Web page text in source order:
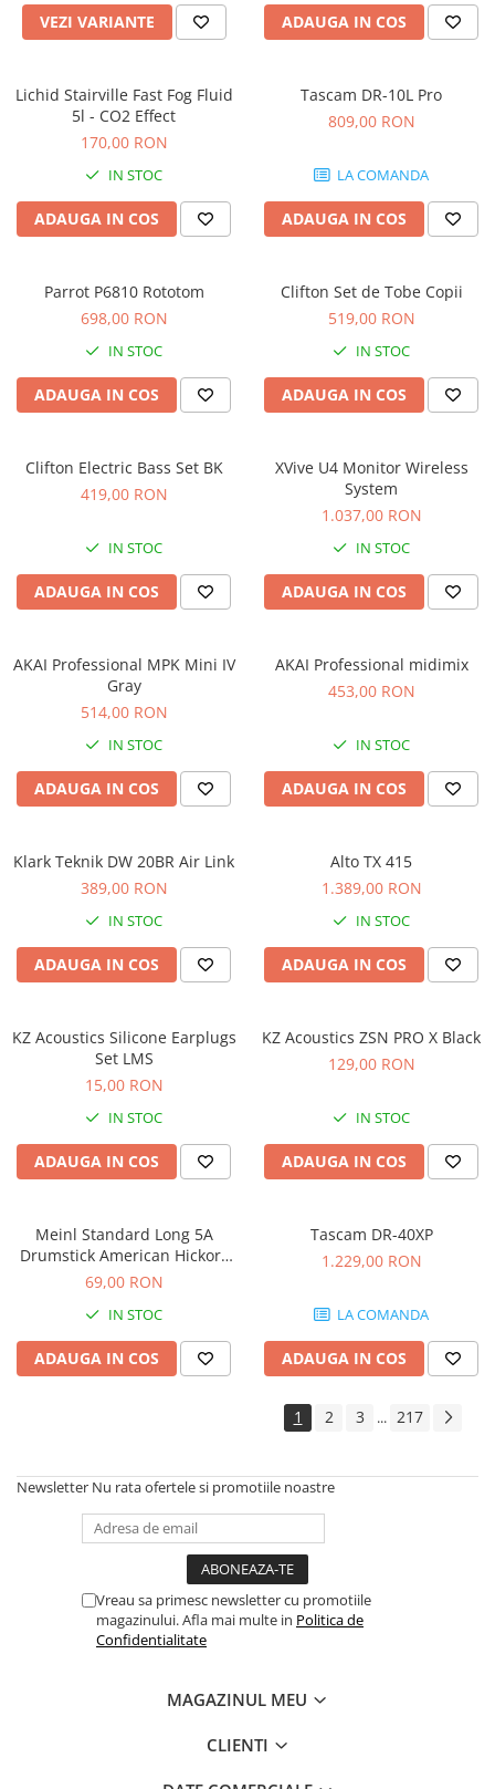
Studio si inregistrari
Accesorii de microfoane
Accesorii echipamente de studio
Clape MIDI
Convertoare AD/DA
Microfoane de studio
Preamplificatoare
Protectii antifonice pentru urechi
Recordere de studio
Recordere portabile
Subwoofere de studio
Accesorii pentru lumini
Cabluri de Alimentare
Case-uri de lumini
Comenzi si controllere
Efecte de lumini
Masini de fum si ceata
Mixere DMX
Moving Head-uri
Proiectoare
Scene şi Ring-uri de Dans
Stative si schela lumini
Instrumente Muzicale
Chitare si bass
Claviaturi
Instrumente de percutie
Instrumente de suflat
Instrumente si jucarii pentru copii
Instrumente traditionale
Tobe
DJ
Case-uri DJ
Console DJ
Controllere MIDI - USB DAW
VEZI VARIANTE ADAUGA IN COS
Lichid Stairville Fast Fog Fluid
5l - CO2 Effect
170,00 RON
IN STOC
ADAUGA IN COS
Tascam DR-10L Pro
809,00 RON
LA COMANDA
ADAUGA IN COS
Parrot P6810 Rototom
698,00 RON
IN STOC
ADAUGA IN COS
Clifton Set de Tobe Copii
519,00 RON
IN STOC
ADAUGA IN COS
Clifton Electric Bass Set BK
419,00 RON
IN STOC
ADAUGA IN COS
XVive U4 Monitor Wireless
System
1.037,00 RON
IN STOC
ADAUGA IN COS
AKAI Professional MPK Mini IV
Gray
514,00 RON
IN STOC
ADAUGA IN COS
AKAI Professional midimix
453,00 RON
IN STOC
ADAUGA IN COS
Klark Teknik DW 20BR Air Link
389,00 RON
IN STOC
ADAUGA IN COS
Alto TX 415
1.389,00 RON
IN STOC
ADAUGA IN COS
KZ Acoustics Silicone Earplugs
Set LMS
15,00 RON
IN STOC
ADAUGA IN COS
KZ Acoustics ZSN PRO X Black
129,00 RON
IN STOC
ADAUGA IN COS
Meinl Standard Long 5A
Drumstick American Hickory
SB103
69,00 RON
IN STOC
ADAUGA IN COS
Tascam DR-40XP
1.229,00 RON
LA COMANDA
ADAUGA IN COS
1 2 3 ... 217
Newsletter Nu rata ofertele si promotiile noastre
Vreau sa primesc newsletter cu promotiile
magazinului. Afla mai multe in Politica de
Confidentialitate
MAGAZINUL MEU
CLIENTI